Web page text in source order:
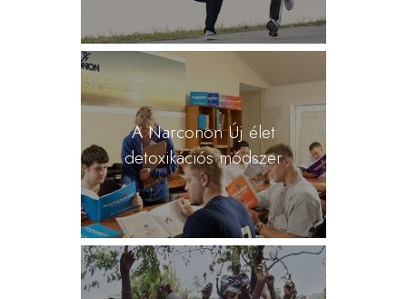
A Narconon Új élet
detoxikációs módszer